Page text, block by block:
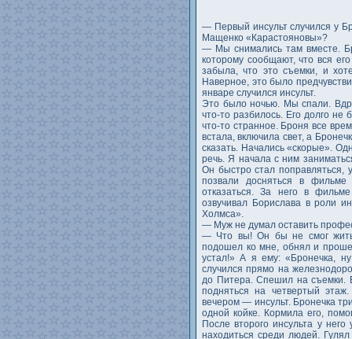
— Первый инсульт случился у
Мащенко «Карастояновы»?
— Мы снимались там вместе.
которому сообщают, что вся
забыла, что это съемки, и
Наверное, это было
январе случился инсульт.
Это было ночью. Мы спали.
что-то разбилось. Его долго
что-то странное. Броня все
встала, включила свет, а
сказать. Начались «скорые».
речь. Я начала с ним
Он быстро стал поправляться,
позвали досняться в
отказаться. За него в
озвучивал Борислава в роли
Холмса».
— Муж не думал оставить
— Что вы! Он бы не смог
подошел ко мне, обнял и
устал!» А я ему: «Бронечка,
случился прямо на
до Питера. Спешил на съемки.
подняться на четвертый
вечером — инсульт. Бронечка
одной койке. Кормила его,
После второго инсульта у
находиться среди людей.